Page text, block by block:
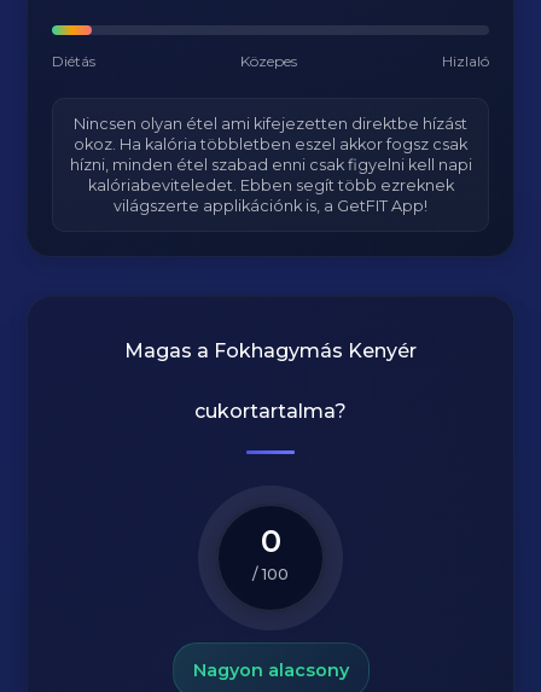
Diétás Közepes Hizlaló
Nincsen olyan étel ami kifejezetten direktbe hízást
okoz. Ha kalória többletben eszel akkor fogsz csak
hízni, minden étel szabad enni csak figyelni kell napi
kalóriabeviteledet. Ebben segít több ezreknek
világszerte applikációnk is, a GetFIT App!
Magas a Fokhagymás Kenyér
cukortartalma?
0
/ 100
Nagyon alacsony